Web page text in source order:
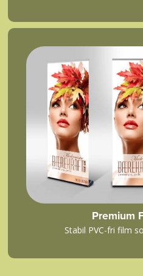
Premium
Stabil PVC-fri film